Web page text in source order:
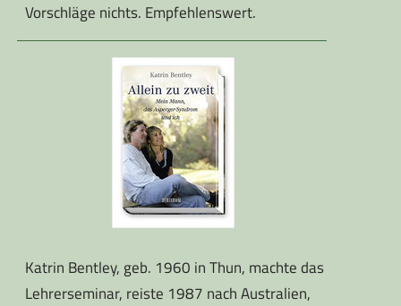
Vorschläge nichts. Empfehlenswert.
Katrin Bentley, geb. 1960 in Thun, machte das
Lehrerseminar, reiste 1987 nach Australien,